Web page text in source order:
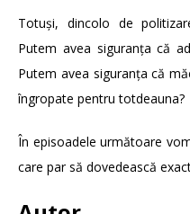
Totuși, dincolo de
Putem avea siguranța că
Putem avea siguranța că
îngropate pentru totdeauna?
În episoadele următoare
care par să dovedească